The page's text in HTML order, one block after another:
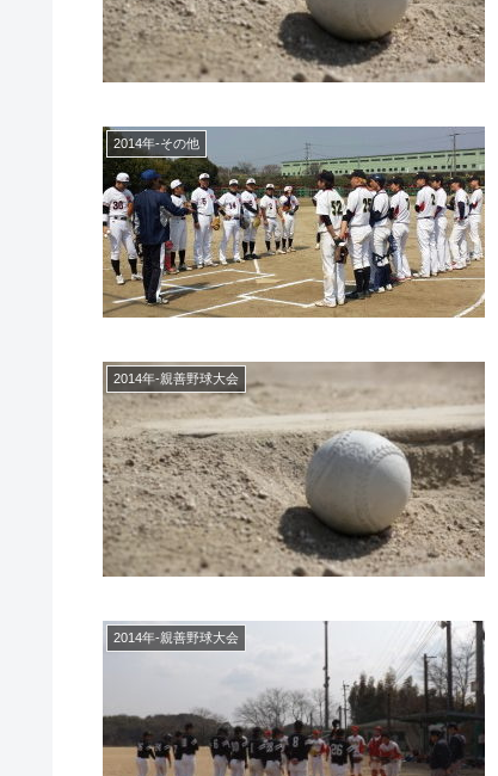
2014年-その他
2014年-親善野球大会
2014年-親善野球大会